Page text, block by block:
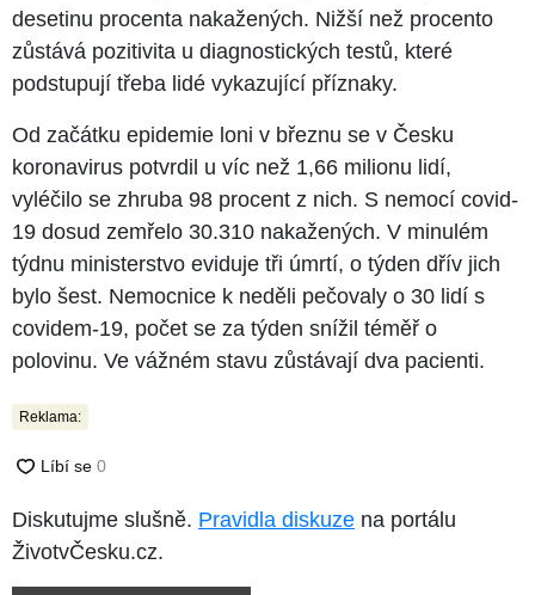
desetinu procenta nakažených. Nižší než procento
zůstává pozitivita u diagnostických testů, které
podstupují třeba lidé vykazující příznaky.
Od začátku epidemie loni v březnu se v Česku
koronavirus potvrdil u víc než 1,66 milionu lidí,
vyléčilo se zhruba 98 procent z nich. S nemocí covid-
19 dosud zemřelo 30.310 nakažených. V minulém
týdnu ministerstvo eviduje tři úmrtí, o týden dřív jich
bylo šest. Nemocnice k neděli pečovaly o 30 lidí s
covidem-19, počet se za týden snížil téměř o
polovinu. Ve vážném stavu zůstávají dva pacienti.
Reklama:
Diskutujme slušně. Pravidla diskuze na portálu
ŽivotvČesku.cz.